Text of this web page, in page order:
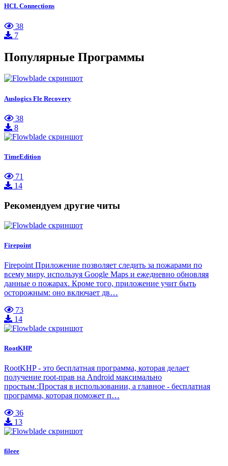
HCL Connections
38
7
Популярные Программы
Auslogics Fle Recovery
38
8
TimeEdition
71
14
Рекомендуем другие читы
Firepoint
Firepoint Приложение позволяет следить за пожарами по
всему миру, используя Google Maps и ежедневно обновляя
данные о пожарах. Кроме того, приложение учит быть
осторожным: оно включает дв…
73
14
RootKHP
RootKHP - это бесплатная программа, которая делает
получение root-прав на Android максимально
простым.:Простая в использовании, а главное - бесплатная
программа, которая поможет п…
36
13
fileee